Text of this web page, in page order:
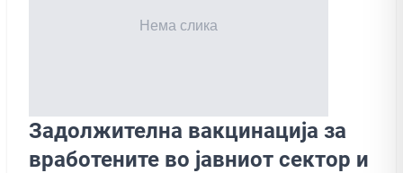
Задолжителна вакцинација за
вработените во јавниот сектор и